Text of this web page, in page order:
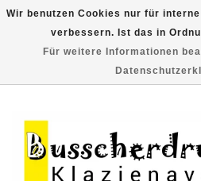
NEW ROLAND V71
Wir benutzen Cookies nur für
verbessern. Ist das in
Für weitere Informationen